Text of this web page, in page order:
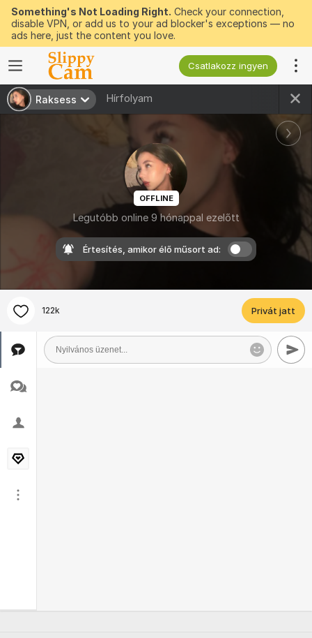
Something's Not Loading Right. Check your connection,
disable VPN, or add us to your ad blocker's exceptions — no
ads here, just the content you love.
Csatlakozz ingyen
Raksess Hírfolyam
OFFLINE
Legutóbb online 9 hónappal ezelőtt
Értesítés, amikor élő műsort ad:
122k Privát jatt